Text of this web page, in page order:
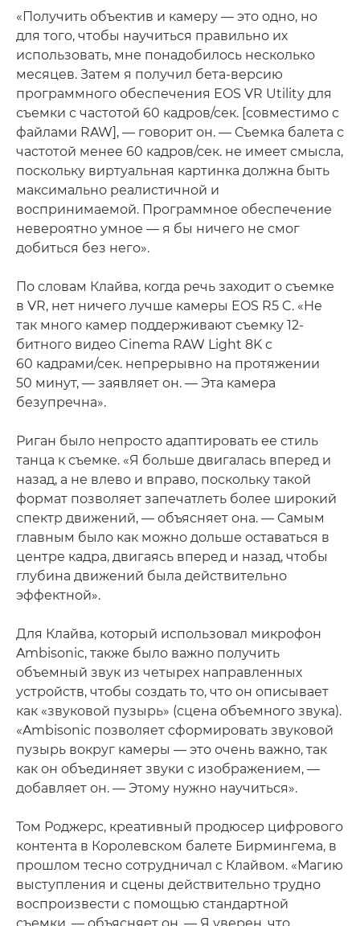
«Получить объектив и камеру — это одно, но
для того, чтобы научиться правильно их
использовать, мне понадобилось несколько
месяцев. Затем я получил бета-версию
программного обеспечения EOS VR Utility для
съемки с частотой 60 кадров/сек. [совместимо с
файлами RAW], — говорит он. — Съемка балета с
частотой менее 60 кадров/сек. не имеет смысла,
поскольку виртуальная картинка должна быть
максимально реалистичной и
воспринимаемой. Программное обеспечение
невероятно умное — я бы ничего не смог
добиться без него».
По словам Клайва, когда речь заходит о съемке
в VR, нет ничего лучше камеры EOS R5 C. «Не
так много камер поддерживают съемку 12-
битного видео Cinema RAW Light 8K с
60 кадрами/сек. непрерывно на протяжении
50 минут, — заявляет он. — Эта камера
безупречна».
Риган было непросто адаптировать ее стиль
танца к съемке. «Я больше двигалась вперед и
назад, а не влево и вправо, поскольку такой
формат позволяет запечатлеть более широкий
спектр движений, — объясняет она. — Самым
главным было как можно дольше оставаться в
центре кадра, двигаясь вперед и назад, чтобы
глубина движений была действительно
эффектной».
Для Клайва, который использовал микрофон
Ambisonic, также было важно получить
объемный звук из четырех направленных
устройств, чтобы создать то, что он описывает
как «звуковой пузырь» (сцена объемного звука).
«Ambisonic позволяет сформировать звуковой
пузырь вокруг камеры — это очень важно, так
как он объединяет звуки с изображением, —
добавляет он. — Этому нужно научиться».
Том Роджерс, креативный продюсер цифрового
контента в Королевском балете Бирмингема, в
прошлом тесно сотрудничал с Клайвом. «Магию
выступления и сцены действительно трудно
воспроизвести с помощью стандартной